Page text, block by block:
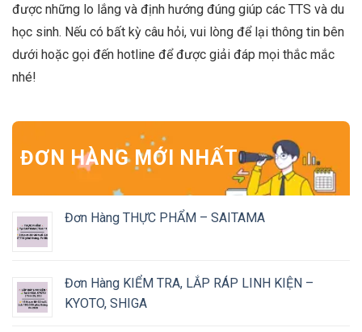
được những lo lắng và định hướng đúng giúp các TTS và du
học sinh. Nếu có bất kỳ câu hỏi, vui lòng để lại thông tin bên
dưới hoặc gọi đến hotline để được giải đáp mọi thắc mắc
nhé!
ĐƠN HÀNG MỚI NHẤT
Đơn Hàng THỰC PHẨM – SAITAMA
Đơn Hàng KIỂM TRA, LẮP RÁP LINH KIỆN –
KYOTO, SHIGA